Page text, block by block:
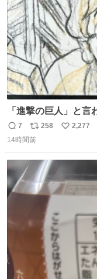
「進撃の巨人」と
たのですが、今見る
返
信
7
リ
ポ
ト
数
258
い
2,277
14時間前